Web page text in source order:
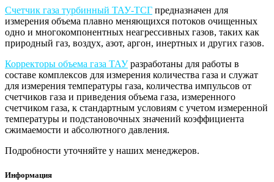
Счетчик газа турбинный ТАУ-ТСГ предназначен для
измерения объема плавно меняющихся потоков очищенных
одно и многокомпонентных неагрессивных газов, таких как
природный газ, воздух, азот, аргон, инертных и других газов.
Корректоры объема газа ТАУразработаны для работы в
составе комплексов для измерения количества газа и служат
для измерения температуры газа, количества импульсов от
счетчиков газа и приведения объема газа, измеренного
счетчиком газа, к стандартным условиям с учетом измеренной
температуры и подстановочных значений коэффициента
сжимаемости и абсолютного давления.
Подробности уточняйте у наших менеджеров.
Информация